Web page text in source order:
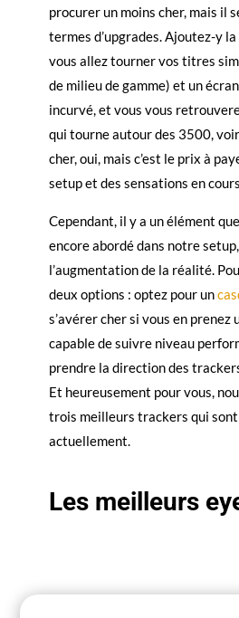
procurer un moins cher, mais il
termes d’upgrades. Ajoutez-y
vous allez tourner vos titres
de milieu de gamme) et un
incurvé, et vous vous
qui tourne autour des 3500,
cher, oui, mais c’est le prix à
setup et des sensations en
Cependant, il y a un élément
encore abordé dans notre setup,
l’augmentation de la réalité.
deux options : optez pour un
s’avérer cher si vous en prenez
capable de suivre niveau
prendre la direction des
Et heureusement pour vous,
trois meilleurs trackers qui
actuellement.
Les meilleurs